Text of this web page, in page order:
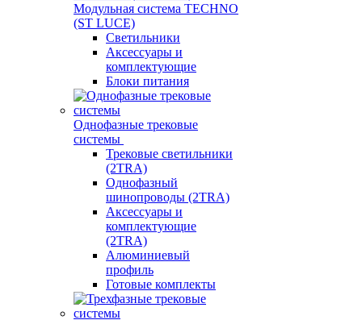
Модульная система TECHNO
(ST LUCE)
Светильники
Аксессуары и
комплектующие
Блоки питания
Однофазные трековые
системы
Трековые светильники
(2TRA)
Однофазный
шинопроводы (2TRA)
Аксессуары и
комплектующие
(2TRA)
Алюминиевый
профиль
Готовые комплекты